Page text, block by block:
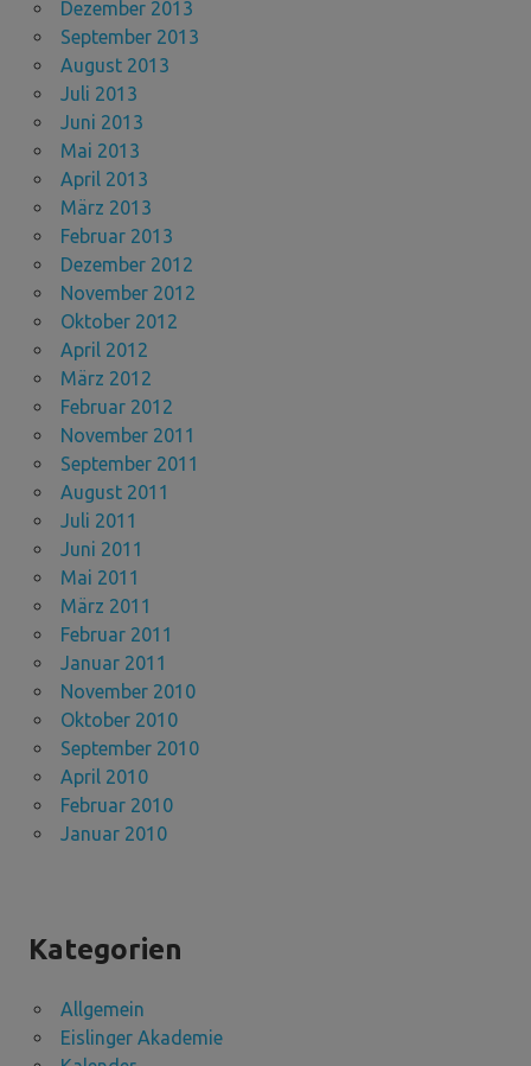
Dezember 2013
September 2013
August 2013
Juli 2013
Juni 2013
Mai 2013
April 2013
März 2013
Februar 2013
Dezember 2012
November 2012
Oktober 2012
April 2012
März 2012
Februar 2012
November 2011
September 2011
August 2011
Juli 2011
Juni 2011
Mai 2011
März 2011
Februar 2011
Januar 2011
November 2010
Oktober 2010
September 2010
April 2010
Februar 2010
Januar 2010
Kategorien
Allgemein
Eislinger Akademie